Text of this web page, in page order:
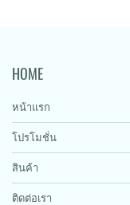
HOME
หน้าแรก
โปรโมชั่น
สินค้า
ติดต่อเรา